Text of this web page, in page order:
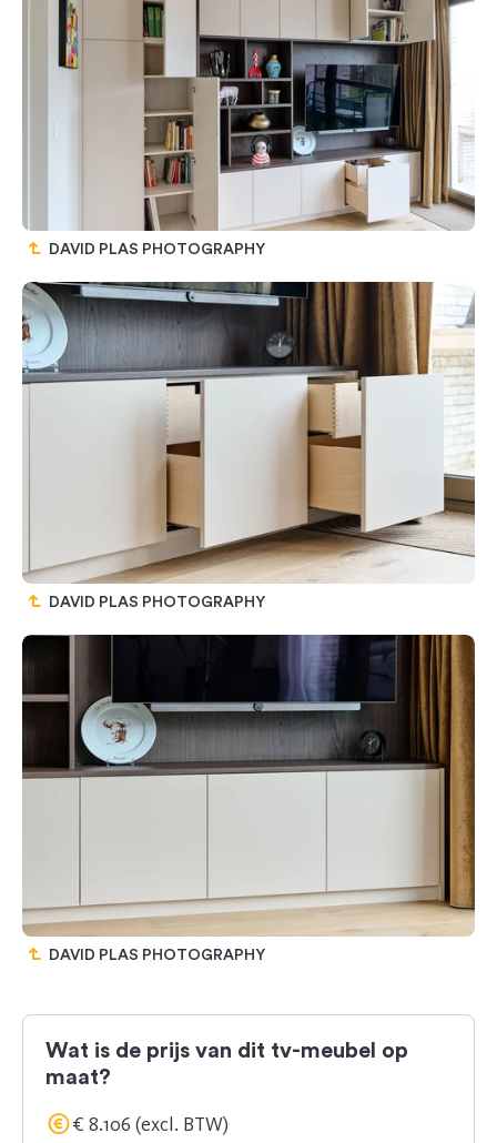
DAVID PLAS PHOTOGRAPHY
DAVID PLAS PHOTOGRAPHY
DAVID PLAS PHOTOGRAPHY
Wat is de prijs van dit tv-meubel op
maat?
€ 8.106 (excl. BTW)